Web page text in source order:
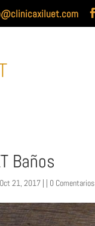
Baños
21, 2017 | | 0 Comentarios